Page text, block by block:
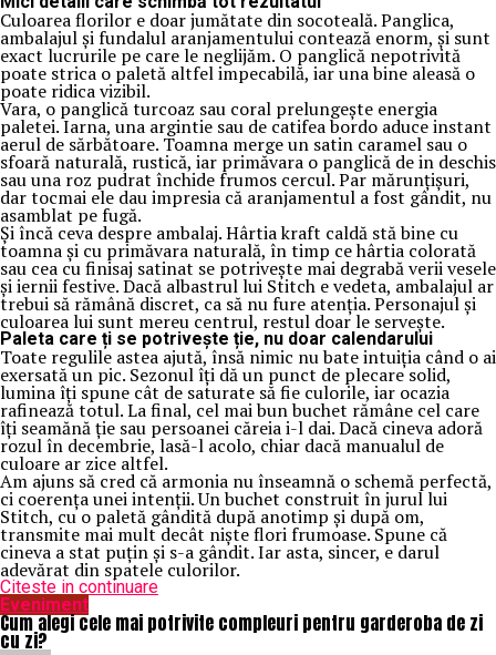
Culoarea florilor e doar jumătate din socoteală. Panglica,
ambalajul și fundalul aranjamentului contează enorm, și sunt
exact lucrurile pe care le neglijăm. O panglică nepotrivită
poate strica o paletă altfel impecabilă, iar una bine aleasă o
poate ridica vizibil.
Vara, o panglică turcoaz sau coral prelungește energia
paletei. Iarna, una argintie sau de catifea bordo aduce instant
aerul de sărbătoare. Toamna merge un satin caramel sau o
sfoară naturală, rustică, iar primăvara o panglică de in deschis
sau una roz pudrat închide frumos cercul. Par mărunțișuri,
dar tocmai ele dau impresia că aranjamentul a fost gândit, nu
asamblat pe fugă.
Și încă ceva despre ambalaj. Hârtia kraft caldă stă bine cu
toamna și cu primăvara naturală, în timp ce hârtia colorată
sau cea cu finisaj satinat se potrivește mai degrabă verii vesele
și iernii festive. Dacă albastrul lui Stitch e vedeta, ambalajul ar
trebui să rămână discret, ca să nu fure atenția. Personajul și
culoarea lui sunt mereu centrul, restul doar le servește.
Paleta care ți se potrivește ție, nu doar calendarului
Toate regulile astea ajută, însă nimic nu bate intuiția când o ai
exersată un pic. Sezonul îți dă un punct de plecare solid,
lumina îți spune cât de saturate să fie culorile, iar ocazia
rafinează totul. La final, cel mai bun buchet rămâne cel care
îți seamănă ție sau persoanei căreia i-l dai. Dacă cineva adoră
rozul în decembrie, lasă-l acolo, chiar dacă manualul de
culoare ar zice altfel.
Am ajuns să cred că armonia nu înseamnă o schemă perfectă,
ci coerența unei intenții. Un buchet construit în jurul lui
Stitch, cu o paletă gândită după anotimp și după om,
transmite mai mult decât niște flori frumoase. Spune că
cineva a stat puțin și s-a gândit. Iar asta, sincer, e darul
adevărat din spatele culorilor.
Citeste in continuare
Eveniment
Cum alegi cele mai potrivite compleuri pentru garderoba de zi
cu zi?